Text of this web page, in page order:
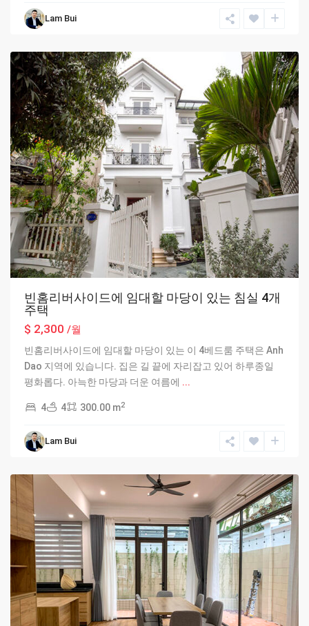
Lam Bui
빈홈리버사이드에 임대할 마당이 있는 침실 4개
주택
$ 2,300 /월
빈홈리버사이드에 임대할 마당이 있는 이 4베드룸 주택은 Anh
Dao 지역에 있습니다. 집은 길 끝에 자리잡고 있어 하루종일
평화롭다. 아늑한 마당과 더운 여름에 ...
4 4 300.00 m2
Lam Bui
Ciputra
Hanoi,